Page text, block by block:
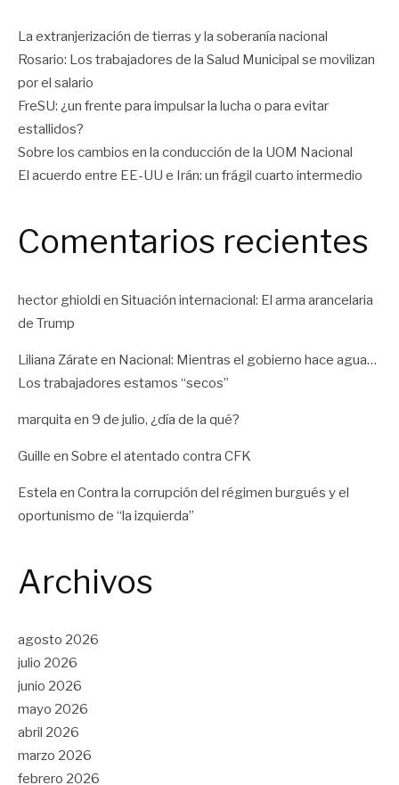
La extranjerización de tierras y la soberanía nacional
Rosario: Los trabajadores de la Salud Municipal se movilizan
por el salario
FreSU: ¿un frente para impulsar la lucha o para evitar
estallidos?
Sobre los cambios en la conducción de la UOM Nacional
El acuerdo entre EE-UU e Irán: un frágil cuarto intermedio
Comentarios recientes
hector ghioldi en Situación internacional: El arma arancelaria
de Trump
Liliana Zárate en Nacional: Mientras el gobierno hace agua…
Los trabajadores estamos “secos”
marquita en 9 de julio, ¿día de la qué?
Guille en Sobre el atentado contra CFK
Estela en Contra la corrupción del régimen burgués y el
oportunismo de “la izquierda”
Archivos
agosto 2026
julio 2026
junio 2026
mayo 2026
abril 2026
marzo 2026
febrero 2026